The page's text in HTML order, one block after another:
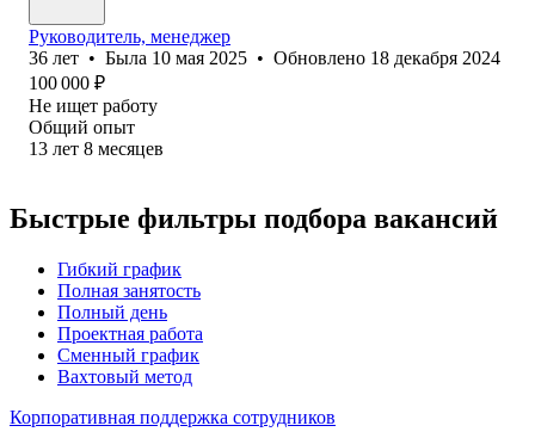
Руководитель, менеджер
36 лет • Была 10 мая 2025 • Обновлено 18 декабря 2024
100 000 ₽
Не ищет работу
Общий опыт
13 лет 8 месяцев
Быстрые фильтры подбора вакансий
Гибкий график
Полная занятость
Полный день
Проектная работа
Сменный график
Вахтовый метод
Корпоративная поддержка сотрудников